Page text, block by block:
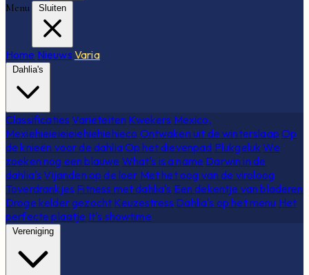
Menu Sluiten
Home Nieuws Varia
Dahlia's
Classificaties Variëteiten Kwekers Mexico,
Mexiehieieieieiehiehiehieco Ontwaken uit de winterslaap Op
de knieën voor de dahliaOp het dievenpad Plukgeluk We
zoeken nog een blauwe What's is a name Darwin in de
dahlia's Vijanden op de loer Met het oog van de viroloog
Toverdrankjes Fitness met dahlia's Een dekentje van bladeren
Droge kelder gezocht Keuzestress Dahlia's op het menu Het
perfecte plaatje It's showtime
Vereniging